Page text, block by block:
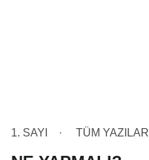
1. SAYI TÜM YAZILAR